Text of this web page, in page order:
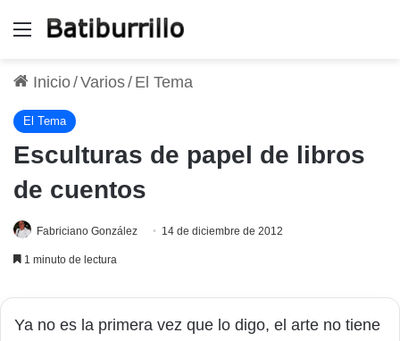
Menú
Inicio/Varios/ El Tema
El Tema
Esculturas de papel de libros
de cuentos
Fabriciano González 14 de diciembre de 2012
1 minuto de lectura
Ya no es la primera vez que lo digo, el arte no tiene